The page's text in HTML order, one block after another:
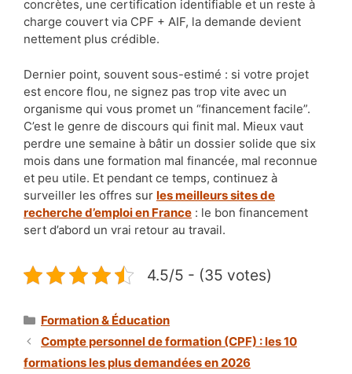
concrètes, une certification identifiable et un reste à
charge couvert via CPF + AIF, la demande devient
nettement plus crédible.
Dernier point, souvent sous-estimé : si votre projet
est encore flou, ne signez pas trop vite avec un
organisme qui vous promet un “financement facile”.
C’est le genre de discours qui finit mal. Mieux vaut
perdre une semaine à bâtir un dossier solide que six
mois dans une formation mal financée, mal reconnue
et peu utile. Et pendant ce temps, continuez à
surveiller les offres sur les meilleurs sites de
recherche d’emploi en France : le bon financement
sert d’abord un vrai retour au travail.
4.5/5 - (35 votes)
Catégories
Formation & Éducation
Compte personnel de formation (CPF) : les 10
formations les plus demandées en 2026